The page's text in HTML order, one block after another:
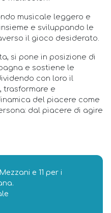
musicale leggero e
e sviluppando le
il gioco desiderato.
si pone in posizione di
e sostiene le
con loro il
trasformare e
del piacere come
dal piacere di agire
e 11 per i